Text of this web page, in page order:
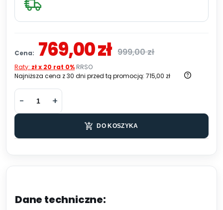
Cena: 769,00 zł 999,00 zł
Raty: zł x 20 rat 0% RRSO
Najniższa cena z 30 dni przed tą promocją: 715,00 zł
DO KOSZYKA
Dane techniczne: